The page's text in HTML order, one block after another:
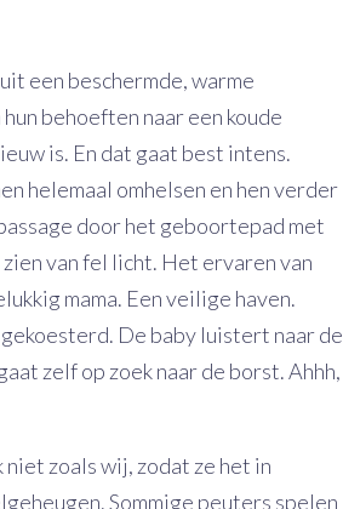
een beschermde, warme
behoeften naar een koude
is. En dat gaat best intens.
helemaal omhelsen en hen verder
door het geboortepad met
van fel licht. Het ervaren van
mama. Een veilige haven.
De baby luistert naar de
zelf op zoek naar de borst. Ahhh,
niet zoals wij, zodat ze het in
Sommige peuters spelen